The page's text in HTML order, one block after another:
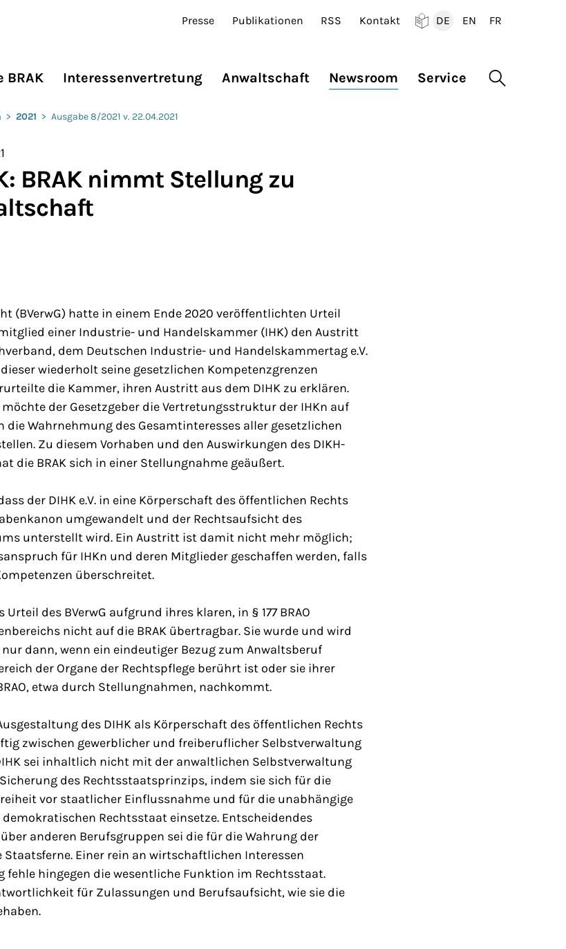
Presse Publikationen RSS Kontakt
DE
EN
FR
BRAK Interessenvertretung Anwaltschaft Newsroom Service Suche
> 2021 > Ausgabe 8/2021 v. 22.04.2021
BRAK nimmt Stellung zu
(BVerwG) hatte in einem Ende 2020 veröffentlichten Urteil
einer Industrie- und Handelskammer (IHK) den Austritt
dem Deutschen Industrie- und Handelskammertag e.V.
wiederholt seine gesetzlichen Kompetenzgrenzen
die Kammer, ihren Austritt aus dem DIHK zu erklären.
der Gesetzgeber die Vertretungsstruktur der IHKn auf
die Wahrnehmung des Gesamtinteresses aller gesetzlichen
Zu diesem Vorhaben und den Auswirkungen des DIKH-
die BRAK sich in einer Stellungnahme geäußert.
der DIHK e.V. in eine Körperschaft des öffentlichen Rechts
umgewandelt und der Rechtsaufsicht des
unterstellt wird. Ein Austritt ist damit nicht mehr möglich;
für IHKn und deren Mitglieder geschaffen werden, falls
überschreitet.
des BVerwG aufgrund ihres klaren, in § 177 BRAO
nicht auf die BRAK übertragbar. Sie wurde und wird
dann, wenn ein eindeutiger Bezug zum Anwaltsberuf
der Organe der Rechtspflege berührt ist oder sie ihrer
etwa durch Stellungnahmen, nachkommt.
des DIHK als Körperschaft des öffentlichen Rechts
zwischen gewerblicher und freiberuflicher Selbstverwaltung
sei inhaltlich nicht mit der anwaltlichen Selbstverwaltung
des Rechtsstaatsprinzips, indem sie sich für die
vor staatlicher Einflussnahme und für die unabhängige
Rechtsstaat einsetze. Entscheidendes
anderen Berufsgruppen sei die für die Wahrung der
Einer rein an wirtschaftlichen Interessen
hingegen die wesentliche Funktion im Rechtsstaat.
für Zulassungen und Berufsaufsicht, wie sie die